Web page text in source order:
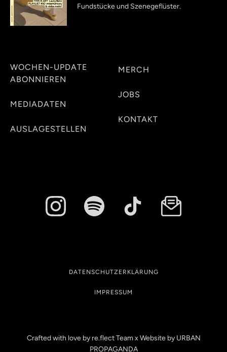
Fundstücke und Szenegeflüster.
WOCHEN-UPDATE
ABONNIEREN
MEDIADATEN
AUSLAGESTELLEN
MERCH
JOBS
KONTAKT
DATENSCHUTZERKLÄRUNG
IMPRESSUM
Crafted with love by re.flect Team x Website by URBAN
PROPAGANDA